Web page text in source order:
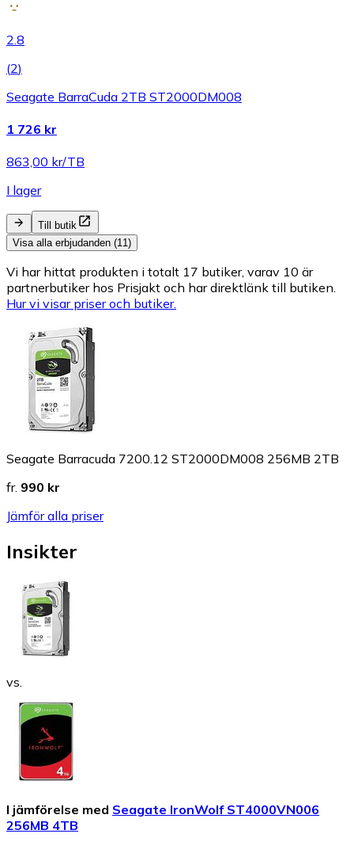
2.8
(2)
Seagate BarraCuda 2TB ST2000DM008
1 726 kr
863,00 kr/TB
I lager
Till butik
Visa alla erbjudanden (11)
Vi har hittat produkten i totalt 17 butiker, varav 10 är
partnerbutiker hos Prisjakt och har direktlänk till butiken.
Hur vi visar priser och butiker.
Seagate Barracuda 7200.12 ST2000DM008 256MB 2TB
fr. 990 kr
Jämför alla priser
Insikter
vs.
I jämförelse med Seagate IronWolf ST4000VN006
256MB 4TB